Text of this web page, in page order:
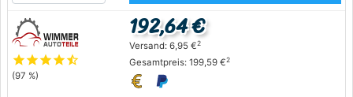
starstarstarstarstar_half
(97 %)
192,64 €
Versand: 6,95 €2
Gesamtpreis: 199,59 €2